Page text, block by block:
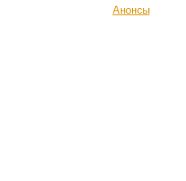
Анонсы